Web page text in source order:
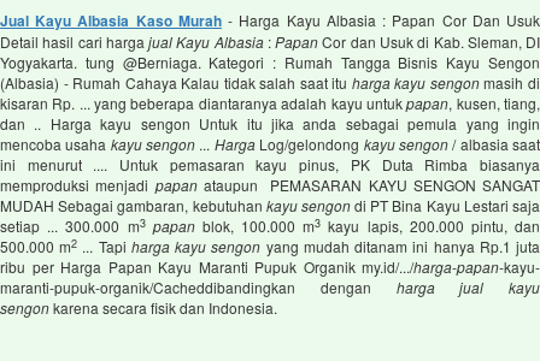
Jual Kayu Albasia Kaso Murah- Harga Kayu Albasia : Papan Cor Dan Usuk
Detail hasil cari hargajual Kayu Albasia:PapanCor dan Usuk di Kab. Sleman, DI
Yogyakarta. tung @Berniaga. Kategori : Rumah Tangga Bisnis Kayu Sengon
(Albasia) - Rumah Cahaya Kalau tidak salah saat itu harga kayu sengonmasih di
kisaran Rp. ... yang beberapa diantaranya adalah kayu untukpapan, kusen, tiang,
dan .. Harga kayu sengon Untuk itu jika anda sebagai pemula yang ingin
mencoba usaha kayu sengon ... HargaLog/gelondong kayu sengon/ albasia saat
ini menurut .... Untuk pemasaran kayu pinus, PK Duta Rimba biasanya
memproduksi menjadi papanataupun PEMASARAN KAYU SENGON SANGAT
MUDAH Sebagai gambaran, kebutuhan kayu sengondi PT Bina Kayu Lestari saja
setiap ... 300.000 m3 papanblok, 100.000 m3 kayu lapis, 200.000 pintu, dan
500.000 m2 ... Tapi harga kayu sengon yang mudah ditanam ini hanya Rp.1 juta
ribu per Harga Papan Kayu Maranti Pupuk Organik my.id/.../harga-papan-kayu-
maranti-pupuk-organik/‎Cacheddibandingkan dengan harga jual kayu
sengonkarena secara fisik dan Indonesia.